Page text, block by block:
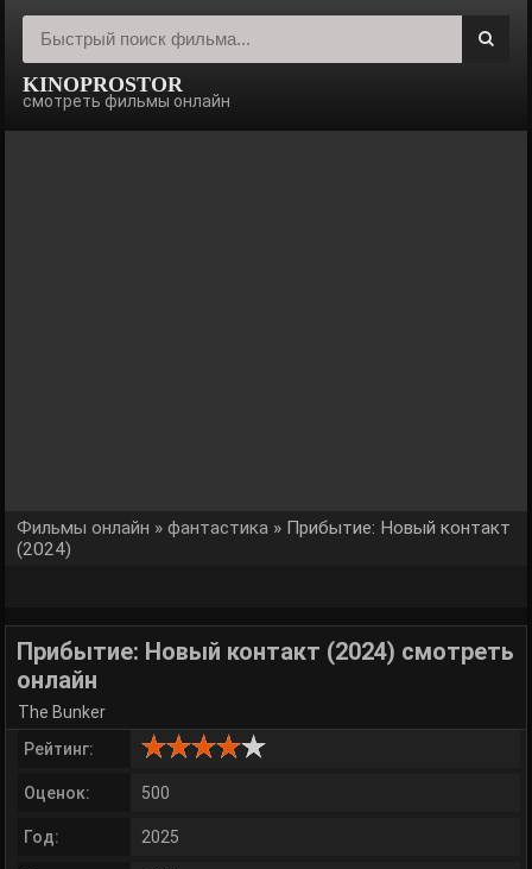
KINOPROSTOR
смотреть фильмы онлайн
Фильмы онлайн »фантастика » Прибытие: Новый контакт
(2024)
Прибытие: Новый контакт (2024) смотреть
онлайн
The Bunker
Рейтинг:
Оценок: 500
Год: 2025